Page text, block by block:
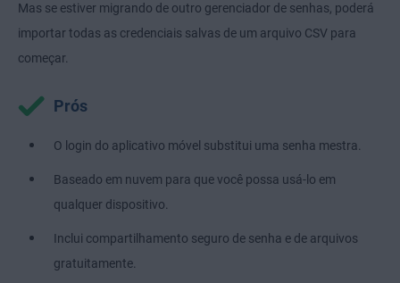
Mas se estiver migrando de outro gerenciador de senhas, poderá
importar todas as credenciais salvas de um arquivo CSV para
começar.
Prós
O login do aplicativo móvel substitui uma senha mestra.
Baseado em nuvem para que você possa usá-lo em
qualquer dispositivo.
Inclui compartilhamento seguro de senha e de arquivos
gratuitamente.